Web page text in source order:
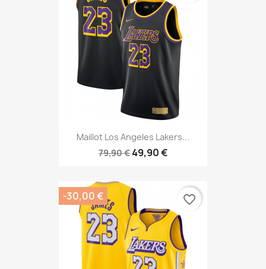
Maillot Los Angeles Lakers...
79,90 €49,90 €
-30,00 € favorite_border